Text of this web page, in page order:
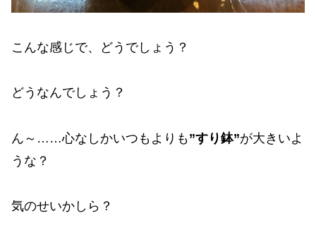
こんな感じで、どうでしょう？
どうなんでしょう？
ん～……心なしかいつもよりも”すり鉢”が大きいよ
うな？
気のせいかしら？